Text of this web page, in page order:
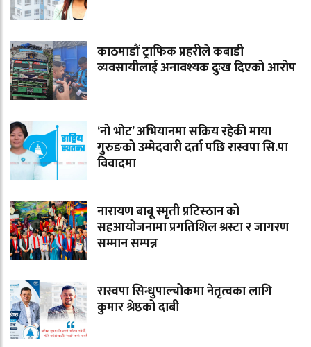
काठमाडौं ट्राफिक प्रहरीले कबाडी
व्यवसायीलाई अनावश्यक दुःख दिएको आरोप
‘नो भोट’ अभियानमा सक्रिय रहेकी माया
गुरुङको उम्मेदवारी दर्ता पछि रास्वपा सि.पा
विवादमा
नारायण बाबू स्मृती प्रटिस्ठान को
सहआयोजनामा प्रगतिशिल श्रस्टा र जागरण
सम्मान सम्पन्न
रास्वपा सिन्धुपाल्चोकमा नेतृत्वका लागि
कुमार श्रेष्ठको दाबी